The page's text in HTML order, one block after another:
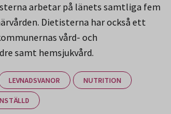
arbetar på länets samtliga fem
Dietisterna har också ett
vård- och
samt hemsjukvård.
LEVNADSVANOR NUTRITION